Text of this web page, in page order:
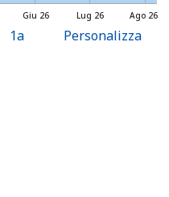
Lug 26
Giu 26 Ago 26
1a Personalizza